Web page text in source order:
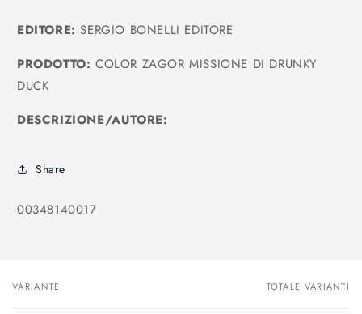
EDITORE: SERGIO BONELLI EDITORE
PRODOTTO: COLOR ZAGOR MISSIONE DI DRUNKY
DUCK
DESCRIZIONE/AUTORE:
Share
SKU:
00348140017
Il
VARIANTE TOTALE VARIANTI